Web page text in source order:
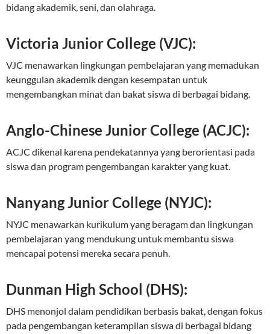
bidang akademik, seni, dan olahraga.
Victoria Junior College (VJC):
VJC menawarkan lingkungan pembelajaran yang memadukan
keunggulan akademik dengan kesempatan untuk
mengembangkan minat dan bakat siswa di berbagai bidang.
Anglo-Chinese Junior College (ACJC):
ACJC dikenal karena pendekatannya yang berorientasi pada
siswa dan program pengembangan karakter yang kuat.
Nanyang Junior College (NYJC):
NYJC menawarkan kurikulum yang beragam dan lingkungan
pembelajaran yang mendukung untuk membantu siswa
mencapai potensi mereka secara penuh.
Dunman High School (DHS):
DHS menonjol dalam pendidikan berbasis bakat, dengan fokus
pada pengembangan keterampilan siswa di berbagai bidang